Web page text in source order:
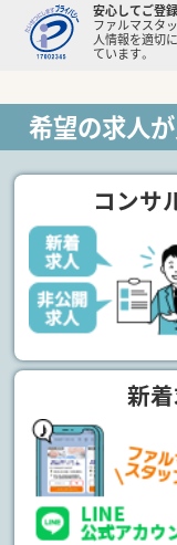
安心してご登
ファルマスタ
人情報を適切
ています。
希望の求人
コンサ
新